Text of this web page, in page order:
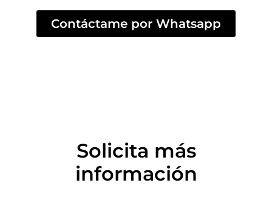
Contáctame por Whatsapp
Solicita más
información